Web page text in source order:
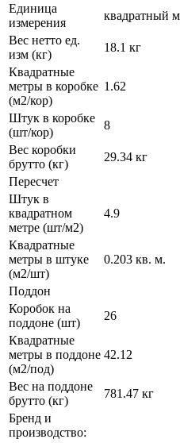
Единица
измерения
квадратный
Вес нетто ед.
изм (кг)
18.1 кг
Квадратные
метры в коробке
(м2/кор)
1.62
Штук в коробке
(шт/кор)
8
Вес коробки
брутто (кг)
29.34 кг
Пересчет
Штук в
квадратном
метре (шт/м2)
4.9
Квадратные
метры в штуке
(м2/шт)
0.203 кв. м.
Поддон
Коробок на
поддоне (шт)
26
Квадратные
метры в поддоне
(м2/под)
42.12
Вес на поддоне
брутто (кг)
781.47 кг
Бренд и
производство: